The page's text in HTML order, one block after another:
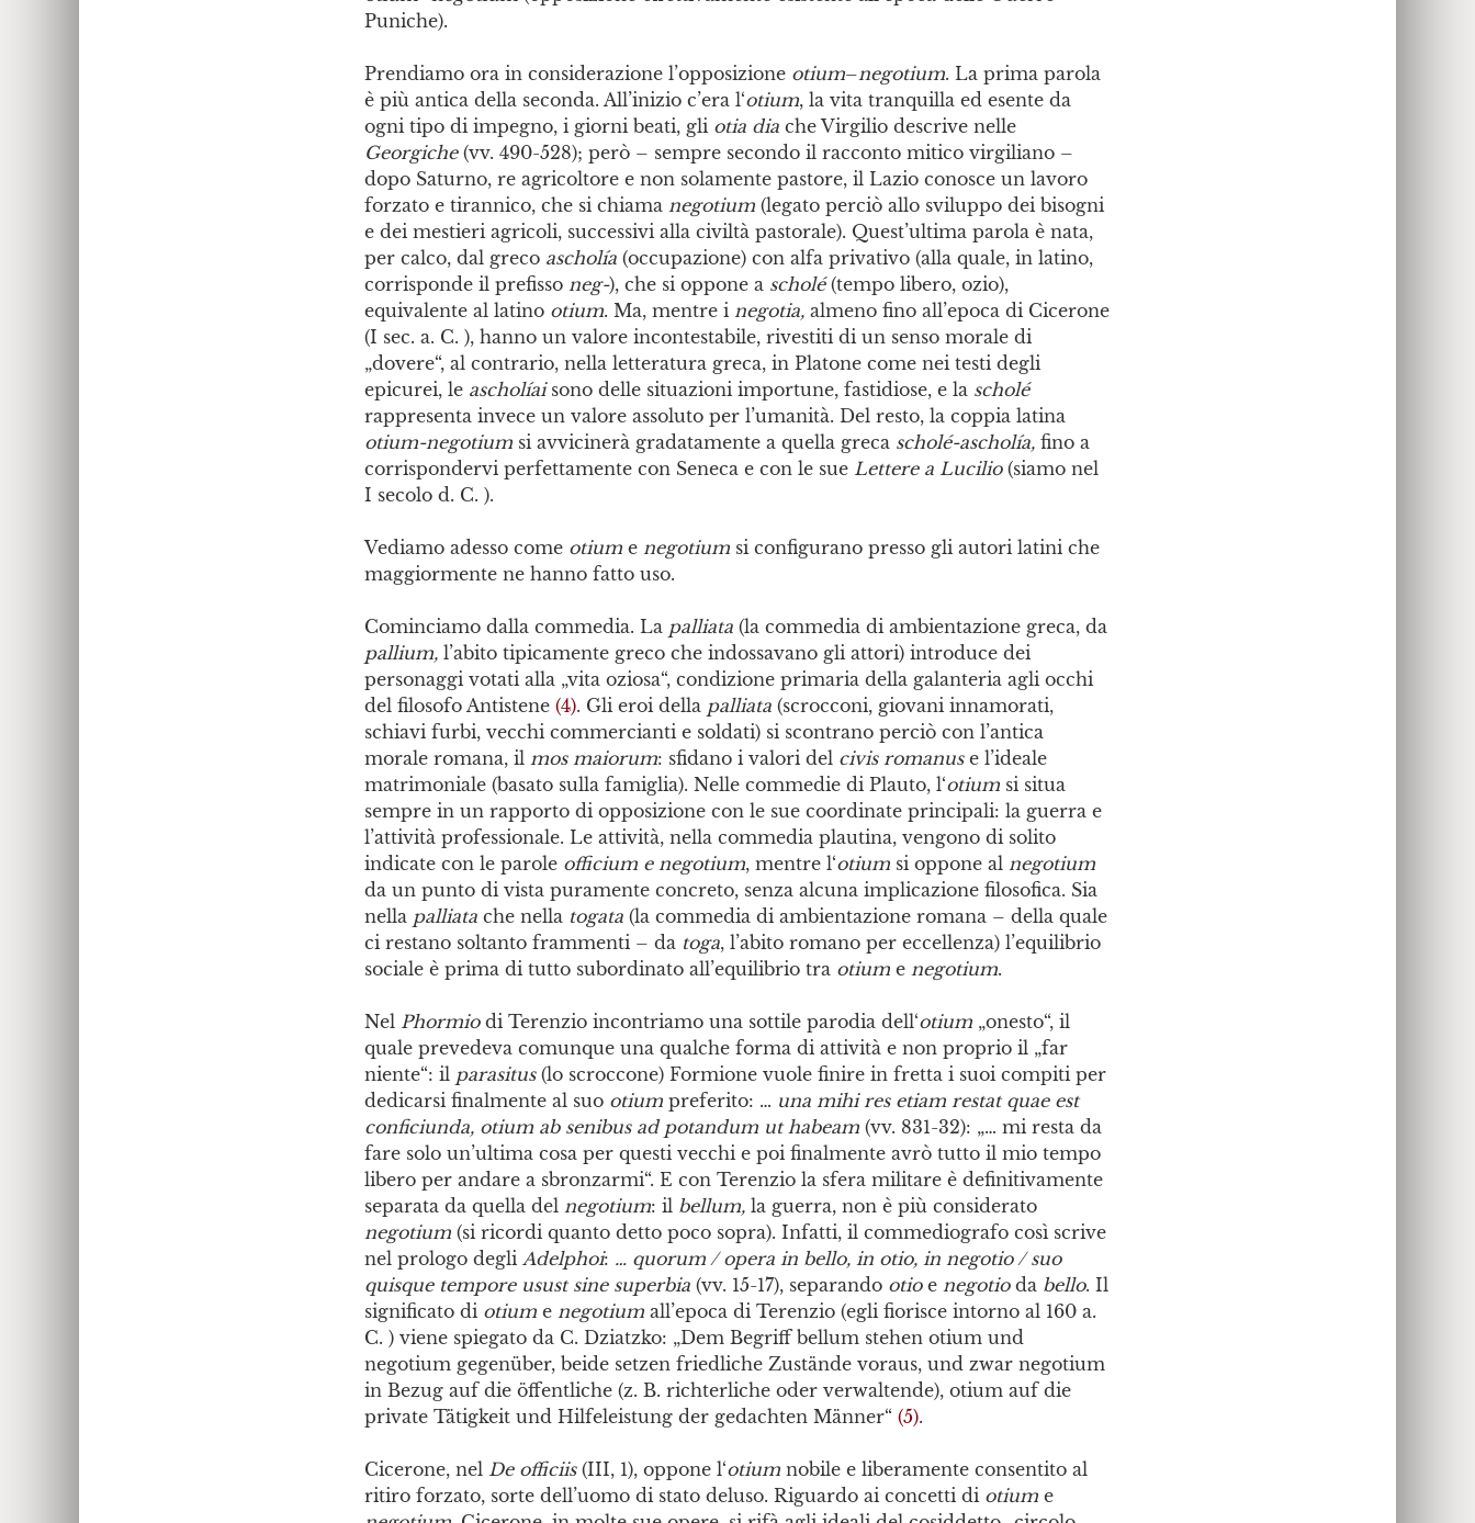
Puniche).
Prendiamo ora in considerazione l’opposizione otium–negotium. La prima parola
è più antica della seconda. All’inizio c’era l‘otium, la vita tranquilla ed esente da
ogni tipo di impegno, i giorni beati, gli otia dia che Virgilio descrive nelle
Georgiche (vv. 490-528); però – sempre secondo il racconto mitico virgiliano –
dopo Saturno, re agricoltore e non solamente pastore, il Lazio conosce un lavoro
forzato e tirannico, che si chiama negotium (legato perciò allo sviluppo dei bisogni
e dei mestieri agricoli, successivi alla civiltà pastorale). Quest’ultima parola è nata,
per calco, dal greco ascholía (occupazione) con alfa privativo (alla quale, in latino,
corrisponde il prefisso neg-), che si oppone a scholé(tempo libero, ozio),
equivalente al latino otium. Ma, mentre i negotia, almeno fino all’epoca di Cicerone
(I sec. a. C. ), hanno un valore incontestabile, rivestiti di un senso morale di
„dovere“, al contrario, nella letteratura greca, in Platone come nei testi degli
epicurei, le ascholíai sono delle situazioni importune, fastidiose, e la scholé
rappresenta invece un valore assoluto per l’umanità. Del resto, la coppia latina
otium-negotium si avvicinerà gradatamente a quella greca scholé-ascholía, fino a
corrispondervi perfettamente con Seneca e con le sue Lettere a Lucilio (siamo nel
I secolo d. C. ).
Vediamo adesso come otium e negotium si configurano presso gli autori latini che
maggiormente ne hanno fatto uso.
Cominciamo dalla commedia. La palliata (la commedia di ambientazione greca, da
pallium, l’abito tipicamente greco che indossavano gli attori) introduce dei
personaggi votati alla „vita oziosa“, condizione primaria della galanteria agli occhi
del filosofo Antistene (4). Gli eroi della palliata (scrocconi, giovani innamorati,
schiavi furbi, vecchi commercianti e soldati) si scontrano perciò con l’antica
morale romana, il mos maiorum: sfidano i valori del civis romanus e l’ideale
matrimoniale (basato sulla famiglia). Nelle commedie di Plauto, l‘otium si situa
sempre in un rapporto di opposizione con le sue coordinate principali: la guerra e
l’attività professionale. Le attività, nella commedia plautina, vengono di solito
indicate con le parole officium e negotium, mentre l‘otium si oppone al negotium
da un punto di vista puramente concreto, senza alcuna implicazione filosofica. Sia
nella palliata che nella togata (la commedia di ambientazione romana – della quale
ci restano soltanto frammenti – da toga, l’abito romano per eccellenza) l’equilibrio
sociale è prima di tutto subordinato all’equilibrio tra otium e negotium.
Nel Phormio di Terenzio incontriamo una sottile parodia dell‘otium „onesto“, il
quale prevedeva comunque una qualche forma di attività e non proprio il „far
niente“: il parasitus (lo scroccone) Formione vuole finire in fretta i suoi compiti per
dedicarsi finalmente al suo otium preferito: … una mihi res etiam restat quae est
conficiunda, otium ab senibus ad potandum ut habeam (vv. 831-32): „… mi resta da
fare solo un’ultima cosa per questi vecchi e poi finalmente avrò tutto il mio tempo
libero per andare a sbronzarmi“. E con Terenzio la sfera militare è definitivamente
separata da quella del negotium: il bellum, la guerra, non è più considerato
negotium (si ricordi quanto detto poco sopra). Infatti, il commediografo così scrive
nel prologo degli Adelphoi: … quorum / opera in bello, in otio, in negotio / suo
quisque tempore usust sine superbia (vv. 15-17), separando otio e negotio da bello. Il
significato di otium e negotium all’epoca di Terenzio (egli fiorisce intorno al 160 a.
C. ) viene spiegato da C. Dziatzko: „Dem Begriff bellum stehen otium und
negotium gegenüber, beide setzen friedliche Zustände voraus, und zwar negotium
in Bezug auf die öffentliche (z. B. richterliche oder verwaltende), otium auf die
private Tätigkeit und Hilfeleistung der gedachten Männer“ (5).
Cicerone, nel De officiis (III, 1), oppone l‘otium nobile e liberamente consentito al
ritiro forzato, sorte dell’uomo di stato deluso. Riguardo ai concetti di otium e